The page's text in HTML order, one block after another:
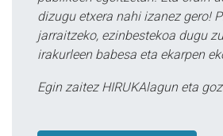
dizugu etxera nahi izanez gero!
jarraitzeko, ezinbestekoa dugu
irakurleen babesa eta ekarpen
Egin zaitez HIRUKAlagun eta